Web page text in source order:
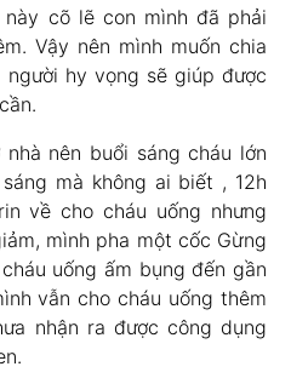
cõ lẽ con mình đã phải
Vậy nên mình muốn chia
hy vọng sẽ giúp được
nên buổi sáng cháu lớn
mà không ai biết , 12h
về cho cháu uống nhưng
mình pha một cốc Gừng
uống ấm bụng đến gần
vẫn cho cháu uống thêm
nhận ra được công dụng